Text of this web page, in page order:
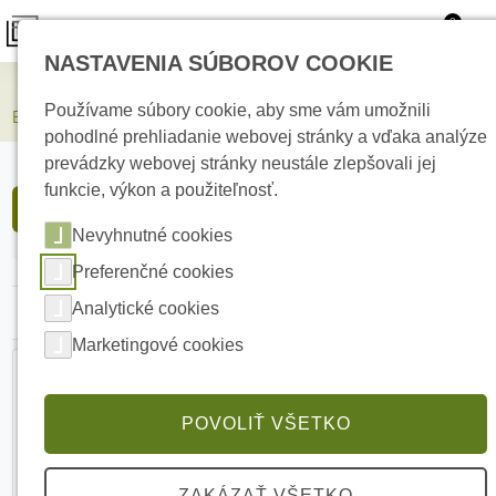
0
Elektrická požiarná signalizácia
Najlacnejšie Najdrahšie
NASTAVENIA SÚBOROV COOKIE
Používame súbory cookie, aby sme vám umožnili
pohodlné prehliadanie webovej stránky a vďaka analýze
prevádzky webovej stránky neustále zlepšovali jej
funkcie, výkon a použiteľnosť.
Nevyhnutné cookies
Preferenčné cookies
Analytické cookies
Marketingové cookies
POVOLIŤ VŠETKO